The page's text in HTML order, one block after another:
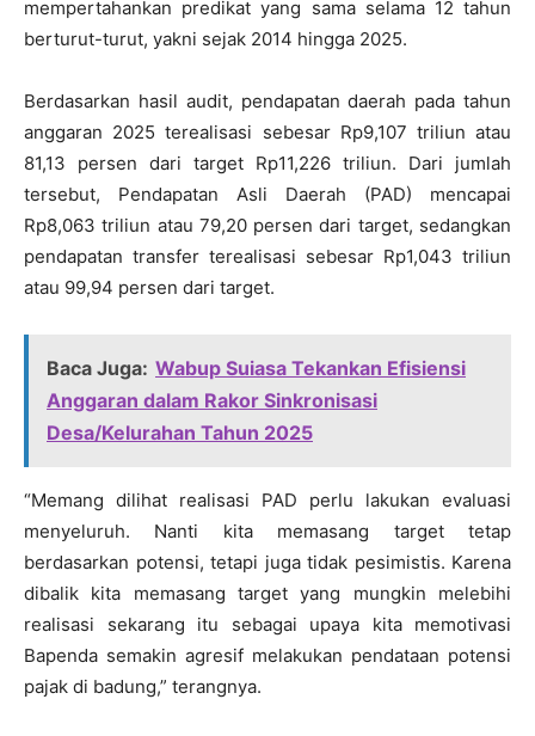
mempertahankan predikat yang sama selama 12 tahun
berturut-turut, yakni sejak 2014 hingga 2025.
Berdasarkan hasil audit, pendapatan daerah pada tahun
anggaran 2025 terealisasi sebesar Rp9,107 triliun atau
81,13 persen dari target Rp11,226 triliun. Dari jumlah
tersebut, Pendapatan Asli Daerah (PAD) mencapai
Rp8,063 triliun atau 79,20 persen dari target, sedangkan
pendapatan transfer terealisasi sebesar Rp1,043 triliun
atau 99,94 persen dari target.
Baca Juga: Wabup Suiasa Tekankan Efisiensi
Anggaran dalam Rakor Sinkronisasi
Desa/Kelurahan Tahun 2025
“Memang dilihat realisasi PAD perlu lakukan evaluasi
menyeluruh. Nanti kita memasang target tetap
berdasarkan potensi, tetapi juga tidak pesimistis. Karena
dibalik kita memasang target yang mungkin melebihi
realisasi sekarang itu sebagai upaya kita memotivasi
Bapenda semakin agresif melakukan pendataan potensi
pajak di badung,” terangnya.